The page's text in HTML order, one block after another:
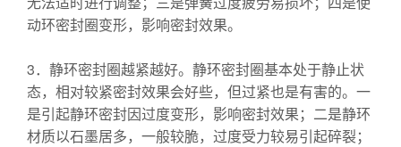
动环密封圈变形，影响密封效果。
3．静环密封圈越紧越好。静环密封圈基本处于静止状
态，相对较紧密封效果会好些，但过紧也是有害的。一
是引起静环密封因过度变形，影响密封效果；二是静环
材质以石墨居多，一般较脆，过度受力较易引起碎裂；